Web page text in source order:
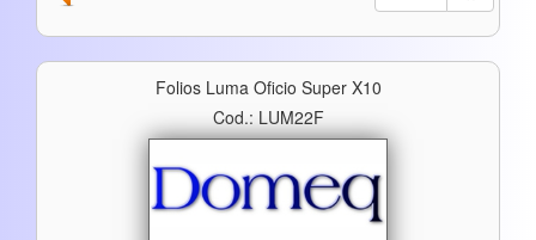
Folios Luma Oficio Super X10
Cod.: LUM22F